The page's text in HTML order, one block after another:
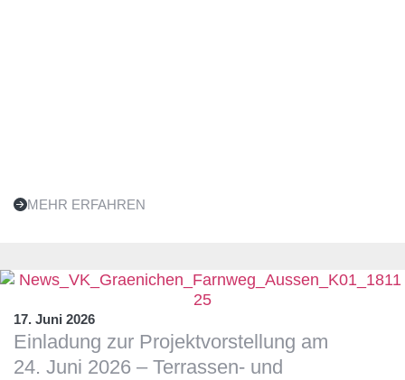
MEHR ERFAHREN
17. Juni 2026
Einladung zur Projektvorstellung am
24. Juni 2026 – Terrassen- und